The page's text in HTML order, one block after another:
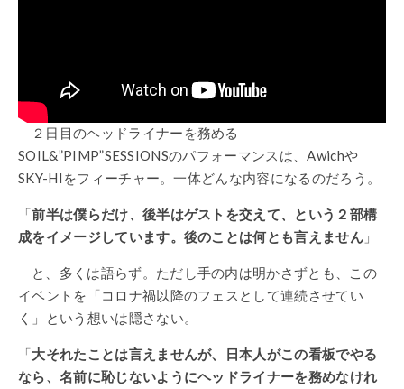
２日目のヘッドライナーを務める
SOIL&”PIMP”SESSIONSのパフォーマンスは、Awichや
SKY-HIをフィーチャー。一体どんな内容になるのだろう。
「前半は僕らだけ、後半はゲストを交えて、という２部構
成をイメージしています。後のことは何とも言えません 」
と、多くは語らず。ただし手の内は明かさずとも、この
イベントを「コロナ禍以降のフェスとして連続させてい
く」という想いは隠さない。
「大それたことは言えませんが、日本人がこの看板でやる
なら、名前に恥じないようにヘッドライナーを務めなけれ